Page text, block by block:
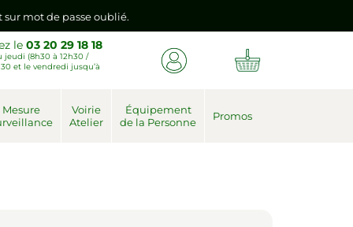
connexion vers votre nouvel espace client.
mot de passe oublié.
connexion vers votre nouvel espace client.
le03 20 29 18 18
jeudi (8h30 à 12h30 /
et le vendredi jusqu’à
Mesure
Voirie
Atelier
Équipement
de la Personne
Promos